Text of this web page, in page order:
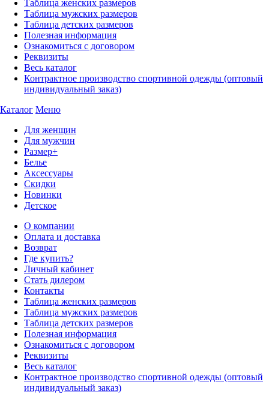
Таблица женских размеров
Таблица мужских размеров
Таблица детских размеров
Полезная информация
Ознакомиться с договором
Реквизиты
Весь каталог
Контрактное производство спортивной одежды (оптовый
индивидуальный заказ)
Каталог Меню
Для женщин
Для мужчин
Размер+
Белье
Аксессуары
Скидки
Новинки
Детское
О компании
Оплата и доставка
Возврат
Где купить?
Личный кабинет
Стать дилером
Контакты
Таблица женских размеров
Таблица мужских размеров
Таблица детских размеров
Полезная информация
Ознакомиться с договором
Реквизиты
Весь каталог
Контрактное производство спортивной одежды (оптовый
индивидуальный заказ)